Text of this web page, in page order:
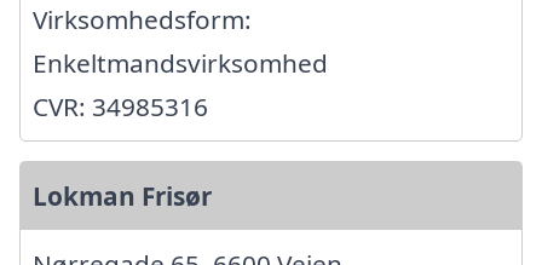
Virksomhedsform:
Enkeltmandsvirksomhed
CVR: 34985316
Lokman Frisør